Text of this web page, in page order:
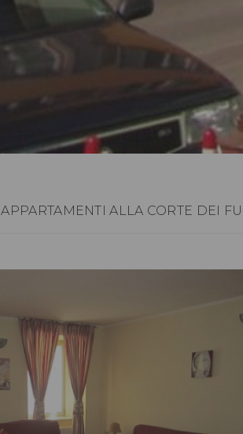
APPARTAMENTI ALLA CORTE DEI